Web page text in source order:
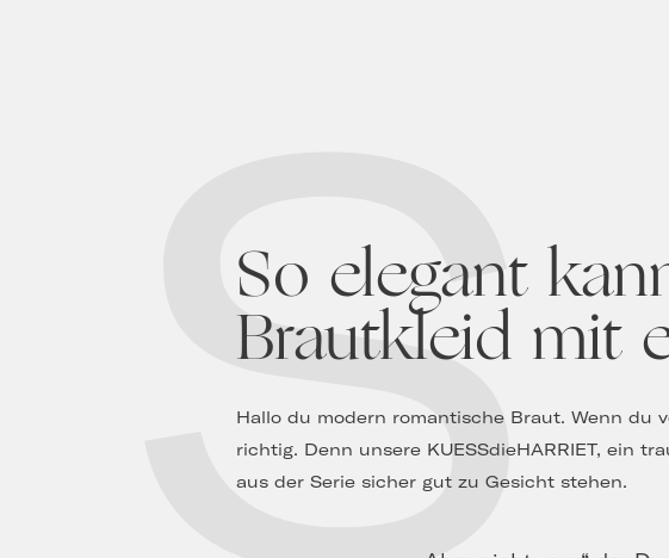
S
So elegant
Brautkleid mit
Hallo du modern romantische Braut. Wenn du
richtig. Denn unsere KUESSdieHARRIET, ein
aus der Serie sicher gut zu Gesicht stehen.